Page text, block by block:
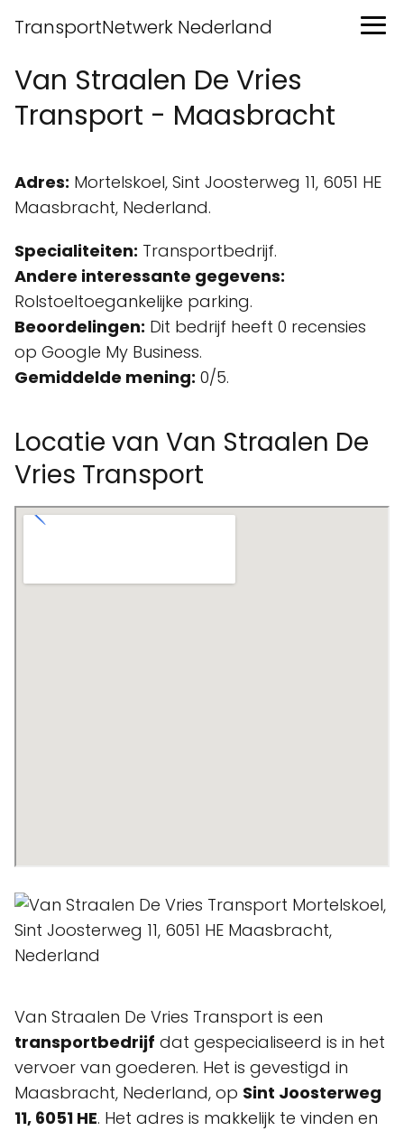
TransportNetwerk Nederland
Van Straalen De Vries
Transport - Maasbracht
Adres: Mortelskoel, Sint Joosterweg 11, 6051 HE
Maasbracht, Nederland.
Specialiteiten: Transportbedrijf.
Andere interessante gegevens:
Rolstoeltoegankelijke parking.
Beoordelingen: Dit bedrijf heeft 0 recensies
op Google My Business.
Gemiddelde mening: 0/5.
Locatie van Van Straalen De
Vries Transport
Van Straalen De Vries Transport is een
transportbedrijf dat gespecialiseerd is in het
vervoer van goederen. Het is gevestigd in
Maasbracht, Nederland, op Sint Joosterweg
11, 6051 HE. Het adres is makkelijk te vinden en